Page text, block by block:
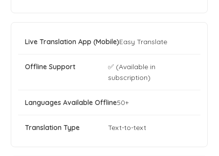
Easy Translate
✅ (Available in
subscription)
50+
Text-to-text